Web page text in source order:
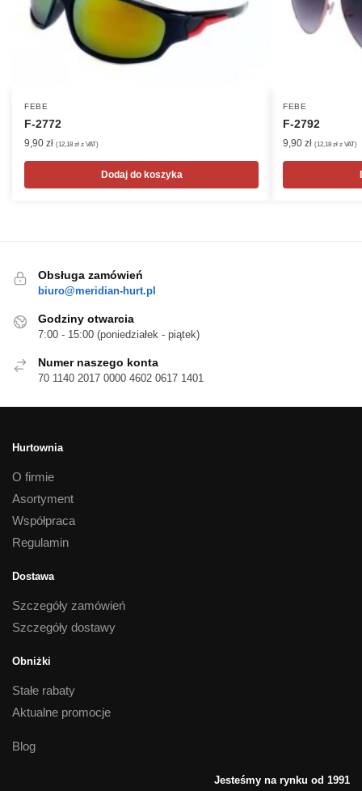
FEBE
F-2772
9,90 zł (12,18 zł z VAT)
Dodaj do koszyka
FEBE
F-2792
9,90 zł (12,18 zł z VAT)
Obsługa zamówień
biuro@meridian-hurt.pl
Godziny otwarcia
7:00 - 15:00 (poniedziałek - piątek)
Numer naszego konta
70 1140 2017 0000 4602 0617 1401
Hurtownia
O firmie
Asortyment
Współpraca
Regulamin
Dostawa
Szczegóły zamówień
Szczegóły dostawy
Obniżki
Stałe rabaty
Aktualne promocje
Blog
Jesteśmy na rynku od 1991